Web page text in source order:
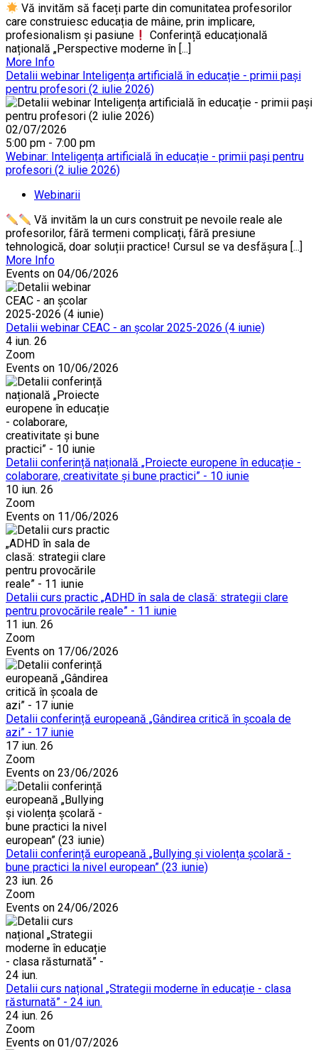
Vă invităm să faceți parte din comunitatea profesorilor
care construiesc educația de mâine, prin implicare,
profesionalism și pasiune
Conferință educațională
națională „Perspective moderne în [...]
More Info
Detalii webinar Inteligența artificială în educație - primii pași
pentru profesori (2 iulie 2026)
02/07/2026
5:00 pm - 7:00 pm
Webinar: Inteligența artificială în educație - primii pași pentru
profesori (2 iulie 2026)
Webinarii
Vă invităm la un curs construit pe nevoile reale ale
profesorilor, fără termeni complicați, fără presiune
tehnologică, doar soluții practice! Cursul se va desfășura [...]
More Info
Events on 04/06/2026
Detalii webinar CEAC - an școlar 2025-2026 (4 iunie)
4 iun. 26
Zoom
Events on 10/06/2026
Detalii conferință națională „Proiecte europene în educație -
colaborare, creativitate și bune practici” - 10 iunie
10 iun. 26
Zoom
Events on 11/06/2026
Detalii curs practic „ADHD în sala de clasă: strategii clare
pentru provocările reale” - 11 iunie
11 iun. 26
Zoom
Events on 17/06/2026
Detalii conferință europeană „Gândirea critică în școala de
azi” - 17 iunie
17 iun. 26
Zoom
Events on 23/06/2026
Detalii conferință europeană „Bullying și violența școlară -
bune practici la nivel european” (23 iunie)
23 iun. 26
Zoom
Events on 24/06/2026
Detalii curs național „Strategii moderne în educație - clasa
răsturnată” - 24 iun.
24 iun. 26
Zoom
Events on 01/07/2026